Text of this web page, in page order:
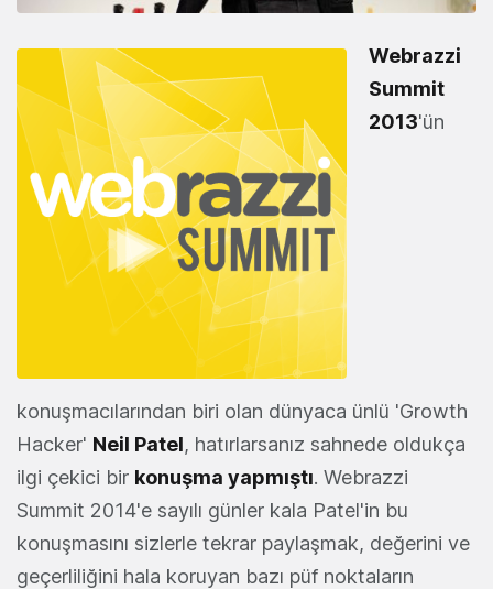
Webrazzi
Summit
2013'ün
konuşmacılarından biri olan dünyaca ünlü 'Growth
Hacker' Neil Patel, hatırlarsanız sahnede oldukça
ilgi çekici bir konuşma yapmıştı. Webrazzi
Summit 2014'e sayılı günler kala Patel'in bu
konuşmasını sizlerle tekrar paylaşmak, değerini ve
geçerliliğini hala koruyan bazı püf noktaların